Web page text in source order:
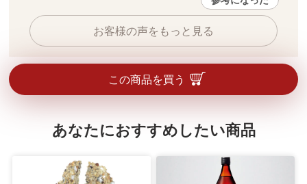
お客様の声をもっと見る
この商品を買う
あなたにおすすめしたい商品